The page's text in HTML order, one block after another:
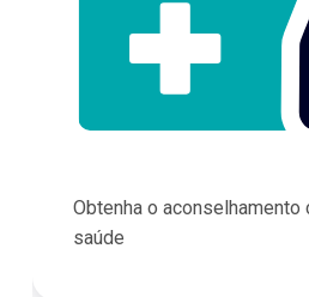
Obtenha o aconselhamento
saúde